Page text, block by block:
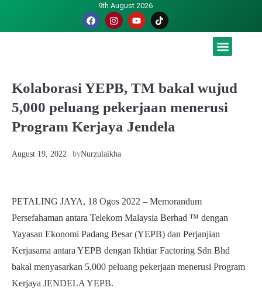
9th August 2026
Kolaborasi YEPB, TM bakal wujud
5,000 peluang pekerjaan menerusi
Program Kerjaya Jendela
August 19, 2022 byNurzulaikha
PETALING JAYA, 18 Ogos 2022 – Memorandum
Persefahaman antara Telekom Malaysia Berhad ™ dengan
Yayasan Ekonomi Padang Besar (YEPB) dan Perjanjian
Kerjasama antara YEPB dengan Ikhtiar Factoring Sdn Bhd
bakal menyasarkan 5,000 peluang pekerjaan menerusi Program
Kerjaya JENDELA YEPB.